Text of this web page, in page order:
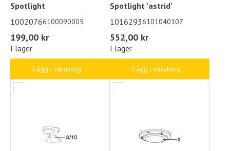
Spotlight
10020766100090005
199,00 kr
I lager
Lägg i varukorg
Spotlight 'astrid'
10162936101040107
552,00 kr
I lager
Lägg i varukorg